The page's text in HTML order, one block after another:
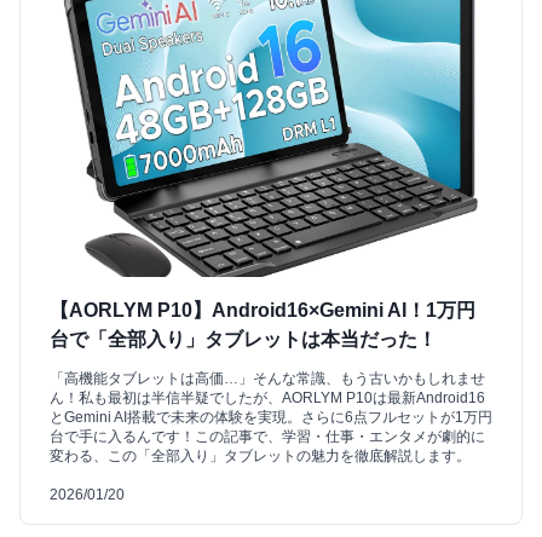
【AORLYM P10】Android16×Gemini AI！1万円
台で「全部入り」タブレットは本当だった！
「高機能タブレットは高価…」そんな常識、もう古いかもしれませ
ん！私も最初は半信半疑でしたが、AORLYM P10は最新Android16
とGemini AI搭載で未来の体験を実現。さらに6点フルセットが1万円
台で手に入るんです！この記事で、学習・仕事・エンタメが劇的に
変わる、この「全部入り」タブレットの魅力を徹底解説します。
2026/01/20